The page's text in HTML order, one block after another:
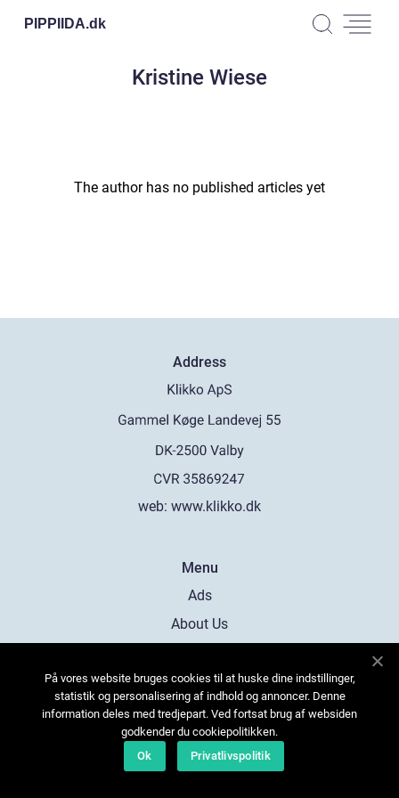
PIPPIIDA.dk
Kristine Wiese
The author has no published articles yet
Address
web: www.klikko.dk
Menu
Ads
About Us
Contact
Sitemap
På vores website bruges cookies til at huske dine indstillinger,
statistik og personalisering af indhold og annoncer. Denne
information deles med tredjepart. Ved fortsat brug af websiden
godkender du cookiepolitikken.
Ok
Privatlivspolitik